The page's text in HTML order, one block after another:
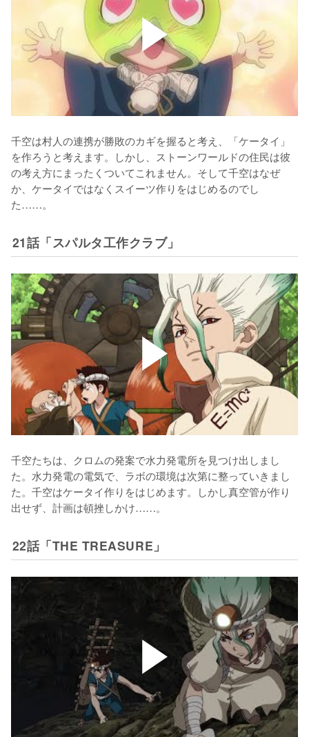
千空は村人の連携が勝敗のカギを握ると考え、「ケータイ」
を作ろうと考えます。しかし、ストーンワールドの住民は彼
の考え方にまったくついてこれません。そして千空はなぜ
か、ケータイではなくスイーツ作りをはじめるのでし
た……。
21話「スパルタ工作クラブ」
千空たちは、クロムの発案で水力発電所を見つけ出しまし
た。水力発電の電気で、ラボの環境は次第に整っていきまし
た。千空はケータイ作りをはじめます。しかし真空管が作り
出せず、計画は頓挫しかけ……。
22話「THE TREASURE」